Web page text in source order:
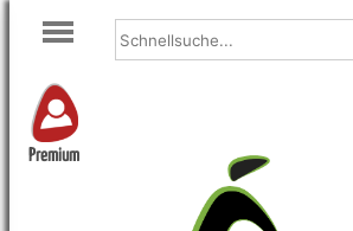
Premium